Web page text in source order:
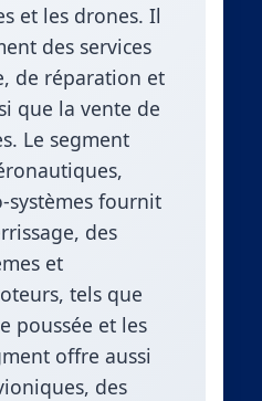
et les drones. Il
des services
de réparation et
que la vente de
Le segment
systèmes fournit
des
et
tels que
poussée et les
offre aussi
des